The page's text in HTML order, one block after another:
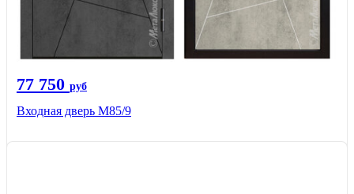
77 750 руб
Входная дверь М85/9